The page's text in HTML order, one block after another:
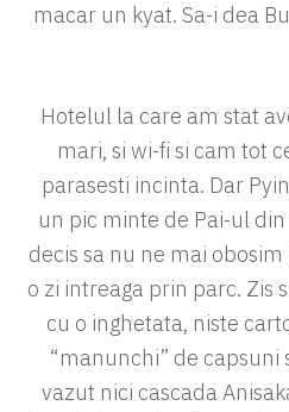
macar un kyat. Sa-i dea
Hotelul la care am stat
mari, si wi-fi si cam tot
parasesti incinta. Dar
un pic minte de Pai-ul
decis sa nu ne mai
o zi intreaga prin parc. Zis
cu o inghetata, niste
“manunchi” de capsuni
vazut nici cascada